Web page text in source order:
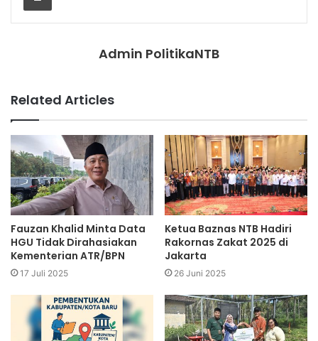
Admin PolitikaNTB
Related Articles
Fauzan Khalid Minta Data
HGU Tidak Dirahasiakan
Kementerian ATR/BPN
17 Juli 2025
Ketua Baznas NTB Hadiri
Rakornas Zakat 2025 di
Jakarta
26 Juni 2025